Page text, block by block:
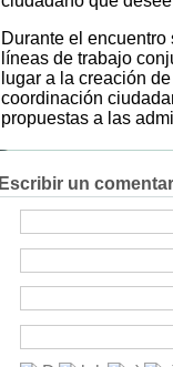
Durante el
líneas de trabajo
lugar a la creación
coordinación
propuestas a las
Escribir un